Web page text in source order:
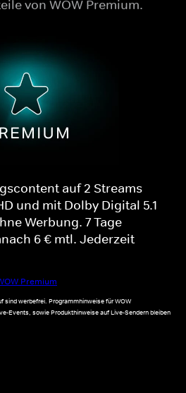
von WOW Premium.
auf 2 Streams
und mit Dolby Digital 5.1
Werbung. 7 Tage
6 € mtl. Jederzeit
Premium
sind werbefrei. Programmhinweise für WOW
Events, sowie Produkthinweise auf Live-Sendern bleiben